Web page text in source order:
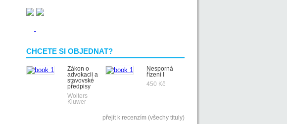
CHCETE SI OBJEDNAT?
Zákon o
advokacii a
stavovské
předpisy
Wolters
Kluwer
Nesporná
řízení I
450 Kč
přejít k recenzím (všechy tituly)